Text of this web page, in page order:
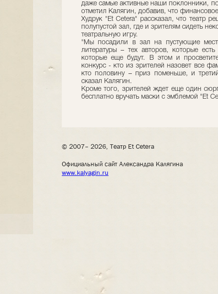
даже самые активные наши поклонники,
отметил Калягин, добавив, что
Худрук "Et Cetera" рассказал, что театр
полупустой зал, где и зрителям сидеть
театральную игру.
"Мы посадили в зал на пустующие
литературы – тех авторов, которые
которые еще будут. В этом и
конкурс - кто из зрителей назовет все
кто половину – приз поменьше, и
сказал Калягин.
Кроме того, зрителей ждет еще один
бесплатно вручать маски с эмблемой "Et
© 2007– 2026, Театр Et Cetera
Официальный сайт Александра Калягина
www.kalyagin.ru